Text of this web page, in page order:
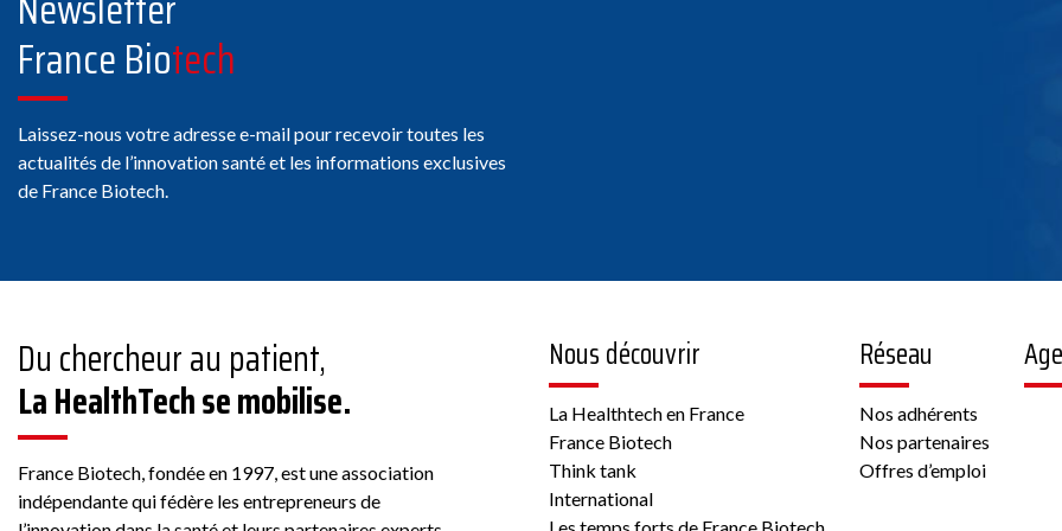
Aydat
Membre France Biotech
178 Rue Grande, 77300
Fontainebleau, France
Voir la fiche
Membre France Biotech
France Biotech
Laissez-nous votre adresse e-mail pour recevoir toutes les
actualités de l’innovation santé et les informations exclusives
de France Biotech.
Du chercheur au patient,
La HealthTech se mobilise.
France Biotech, fondée en 1997, est une association
indépendante qui fédère les entrepreneurs de
Nous découvrir
La Healthtech en France
France Biotech
Think tank
International
Réseau
Nos adhérents
Nos partenaires
Offres d’emploi